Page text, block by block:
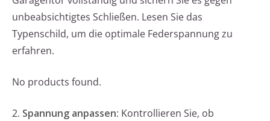
unbeabsichtigtes Schließen. Lesen Sie das
Typenschild, um die optimale Federspannung zu
erfahren.
No products found.
2. Spannung anpassen: Kontrollieren Sie, ob